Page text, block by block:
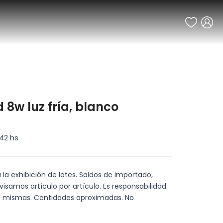
8w luz fría, blanco
hs
la exhibición de lotes. Saldos de importado,
artículo por artículo. Es responsabilidad
Cantidades aproximadas. No